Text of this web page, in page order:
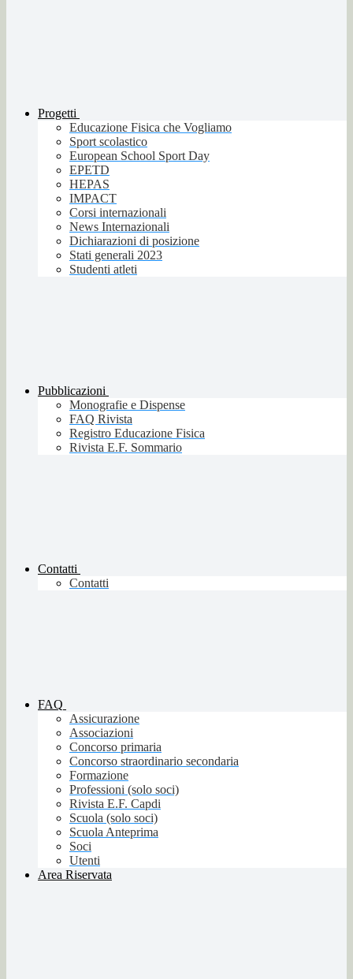
Progetti
Educazione Fisica che Vogliamo
Sport scolastico
European School Sport Day
EPETD
HEPAS
IMPACT
Corsi internazionali
News Internazionali
Dichiarazioni di posizione
Stati generali 2023
Studenti atleti
Pubblicazioni
Monografie e Dispense
FAQ Rivista
Registro Educazione Fisica
Rivista E.F. Sommario
Contatti
Contatti
FAQ
Assicurazione
Associazioni
Concorso primaria
Concorso straordinario secondaria
Formazione
Professioni (solo soci)
Rivista E.F. Capdi
Scuola (solo soci)
Scuola Anteprima
Soci
Utenti
Area Riservata